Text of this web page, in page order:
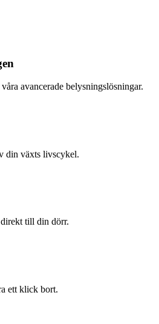
avancerade belysningslösningar.
din växts livscykel.
till din dörr.
ett klick bort.